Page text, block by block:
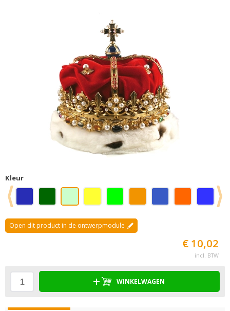
Kleur
Open dit product in de ontwerpmodule
€ 10,02
incl. BTW
WINKELWAGEN